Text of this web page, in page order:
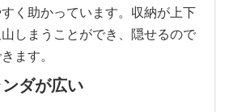
く助かっています。収納が上下
しまうことができ、隠せるので
ます。
ダが広い